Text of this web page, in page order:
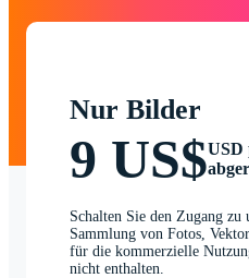
Nur Bilder
9 US$USD
Schalten Sie den Zugang zu
Sammlung von Fotos,
für die kommerzielle
nicht enthalten.